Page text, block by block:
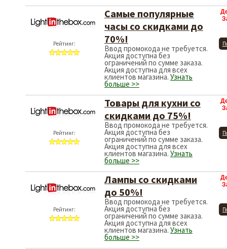
Рейтинг:
Самые популярные
часы со скидками до
70%!
Ввод промокода не требуется.
Акция доступна без
ограничений по сумме заказа.
Акция доступна для всех
клиентов магазина. Узнать
больше >>
Рейтинг:
Товары для кухни со
скидками до 75%!
Ввод промокода не требуется.
Акция доступна без
ограничений по сумме заказа.
Акция доступна для всех
клиентов магазина. Узнать
больше >>
Рейтинг:
Лампы со скидками
до 50%!
Ввод промокода не требуется.
Акция доступна без
ограничений по сумме заказа.
Акция доступна для всех
клиентов магазина. Узнать
больше >>